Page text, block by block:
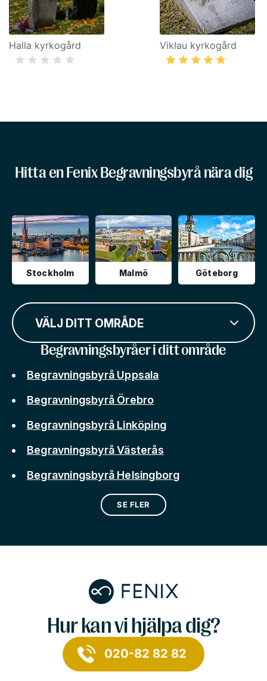
Halla kyrkogård Viklau kyrkogård
Hitta en Fenix Begravningsbyrå nära dig
Stockholm Malmö Göteborg
VÄLJ DITT OMRÅDE
Begravningsbyråer i ditt område
Begravningsbyrå Uppsala
Begravningsbyrå Örebro
Begravningsbyrå Linköping
Begravningsbyrå Västerås
Begravningsbyrå Helsingborg
SE FLER
Hur kan vi hjälpa dig?
020-82 82 82